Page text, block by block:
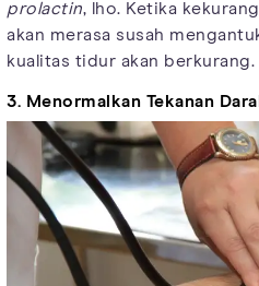
prolactin, lho. Ketika
akan merasa susah
kualitas tidur akan berkurang.
3. Menormalkan Tekanan